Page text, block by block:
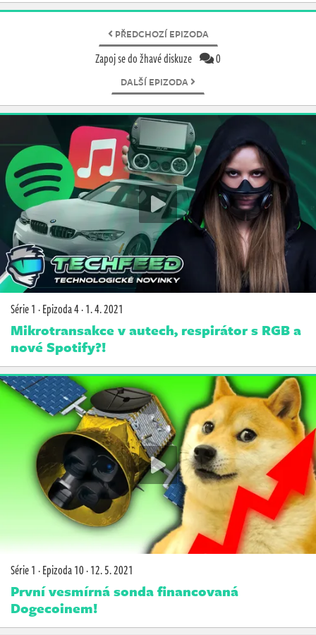
PŘEDCHOZÍ EPIZODA
Zapoj se do žhavé diskuze 0
DALŠÍ EPIZODA
Série 1 ·Epizoda 4·1. 4. 2021
Mikrotransakce v autech, respirátor s RGB a
nové Spotify?!
Série 1 ·Epizoda 10·12. 5. 2021
První vesmírná sonda financovaná
Dogecoinem!